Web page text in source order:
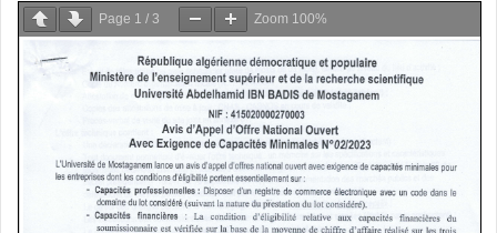
Page 1 / 3 Zoom 100%